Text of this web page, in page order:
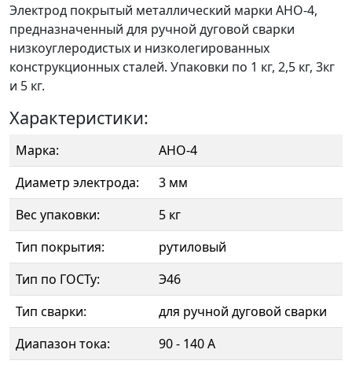
Электрод покрытый металлический марки АНО-4,
предназначенный для ручной дуговой сварки
низкоуглеродистых и низколегированных
конструкционных сталей. Упаковки по 1 кг, 2,5 кг, 3кг
и 5 кг.
Характеристики:
Марка:
АНО-4
Диаметр электрода:
3 мм
Вес упаковки:
5 кг
Тип покрытия:
рутиловый
Тип по ГОСТу:
Э46
Тип сварки:
для ручной дуговой сварки
Диапазон тока:
90 - 140 А